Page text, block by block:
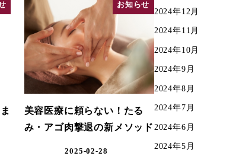
お知らせ
美容医療に頼らない！たる
み・アゴ肉撃退の新メソッド
2025-02-28
2024年12月
2024年11月
2024年10月
2024年9月
2024年8月
2024年7月
2024年6月
2024年5月